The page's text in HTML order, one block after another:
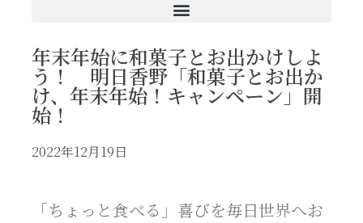
年末年始に和菓子とお出かけしよ
う！ 明日香野「和菓子とお出か
け、年末年始！キャンペーン」開
始！
2022年12月19日
「ちょっと食べる」喜びを毎日世界へお